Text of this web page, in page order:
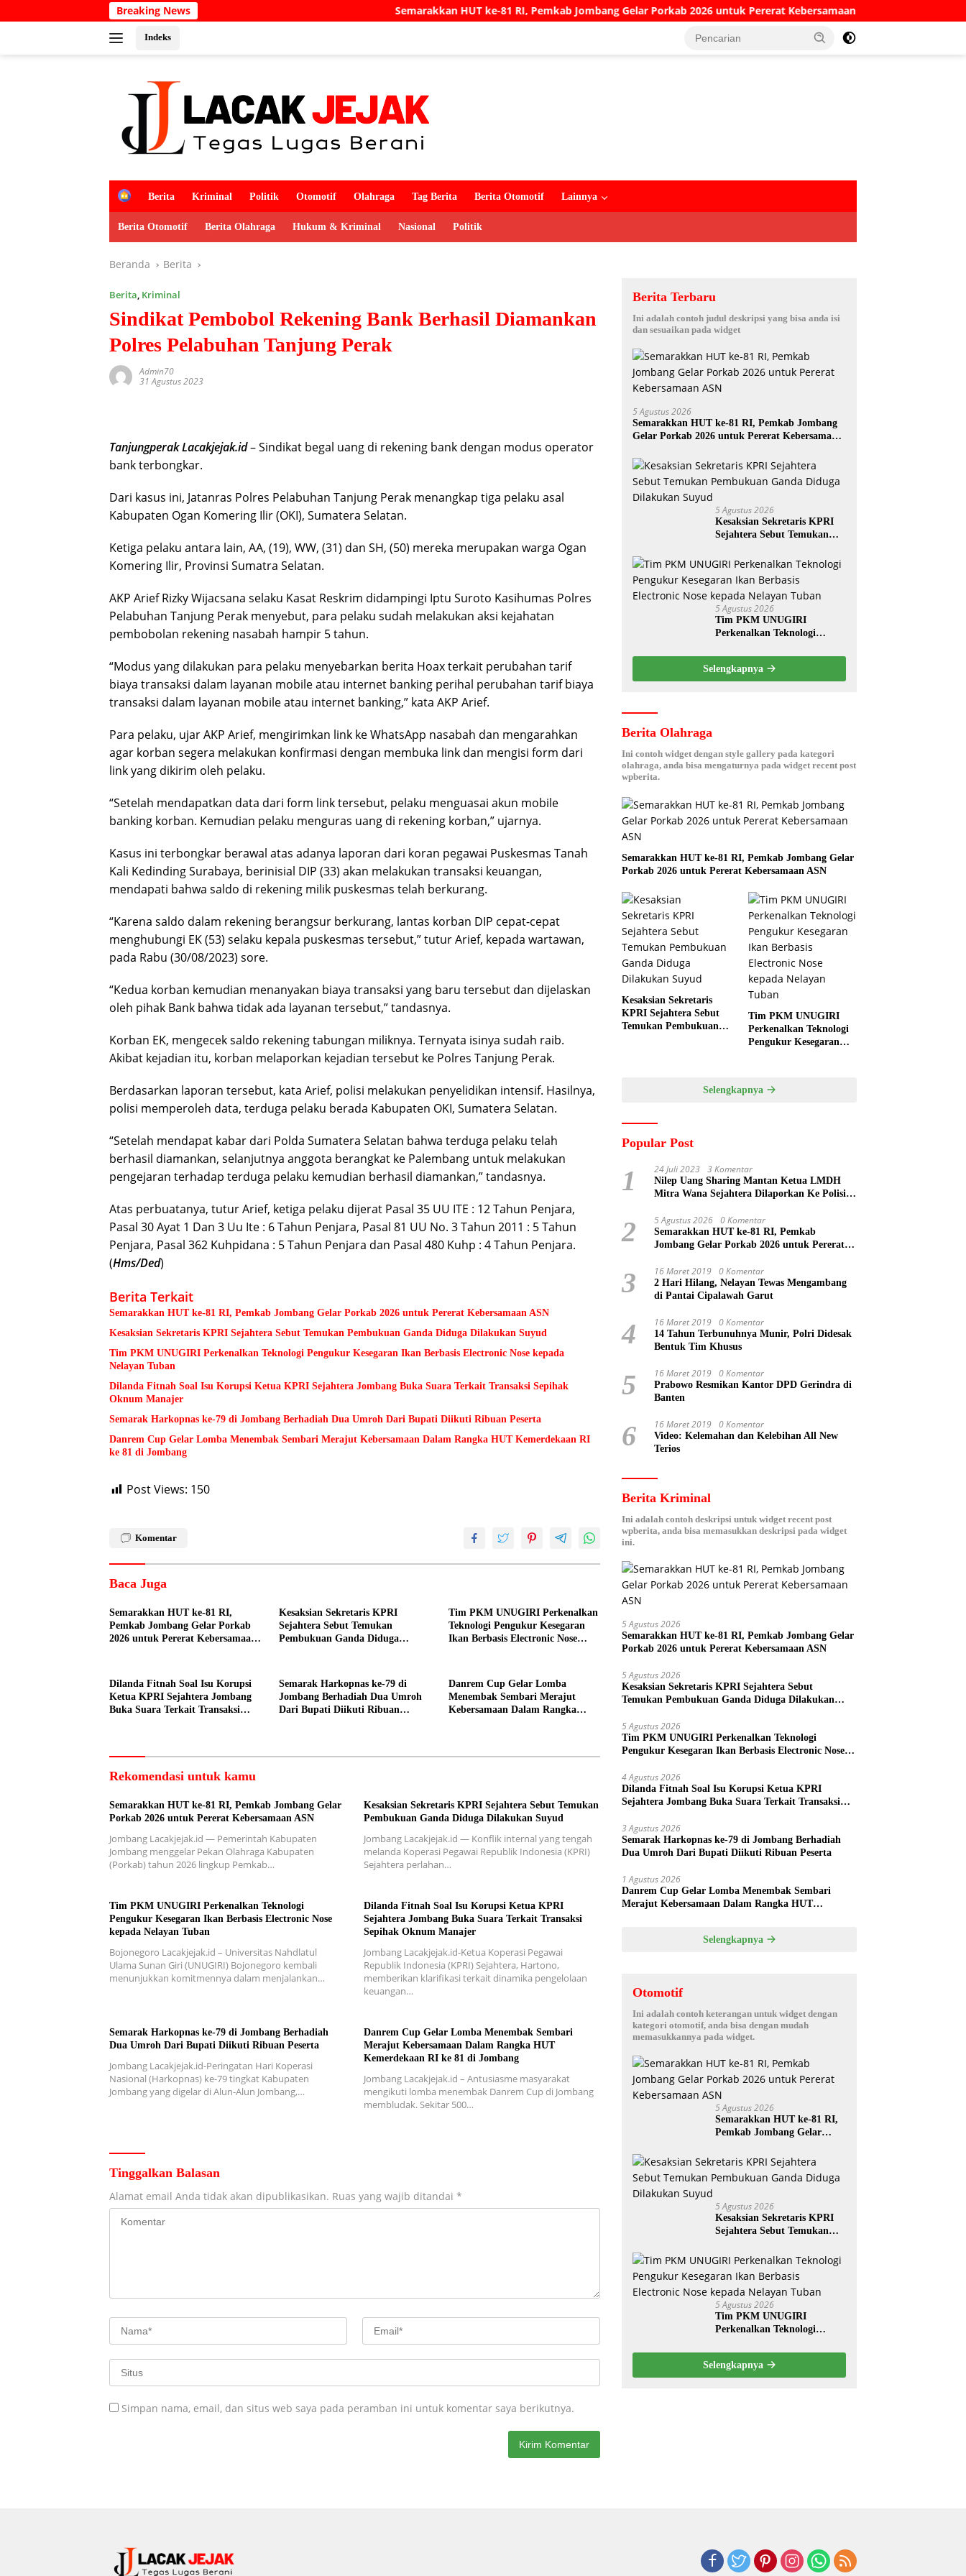
ke
Breaking News Semarakkan HUT ke-81 RI, Pemkab Jombang Gelar Porkab 2026 untuk Pererat Kebersamaan ASN Kesaksian Sekretaris
Indeks
H
m
e
Berita Kriminal Politik Otomotif Olahraga Tag Berita Berita Otomotif Lainnya
Berita Otomotif Berita Olahraga Hukum & Kriminal Nasional Politik
Beranda Berita
Berita, Kriminal
Sindikat Pembobol Rekening Bank Berhasil Diamankan
Polres Pelabuhan Tanjung Perak
Admin70
31 Agustus 2023
Tanjungperak Lacakjejak.id– Sindikat begal uang di rekening bank dengan modus operator
bank terbongkar.
Dari kasus ini, Jatanras Polres Pelabuhan Tanjung Perak menangkap tiga pelaku asal
Kabupaten Ogan Komering Ilir (OKI), Sumatera Selatan.
Ketiga pelaku antara lain, AA, (19), WW, (31) dan SH, (50) mereka merupakan warga Ogan
Komering Ilir, Provinsi Sumatra Selatan.
AKP Arief Rizky Wijacsana selaku Kasat Reskrim didampingi Iptu Suroto Kasihumas Polres
Pelabuhan Tanjung Perak menyebut, para pelaku sudah melakukan aksi kejahatan
pembobolan rekening nasabah hampir 5 tahun.
“Modus yang dilakukan para pelaku menyebarkan berita Hoax terkait perubahan tarif
biaya transaksi dalam layanan mobile atau internet banking perihal perubahan tarif biaya
transaksi dalam layanan mobile atau internet banking,” kata AKP Arief.
Para pelaku, ujar AKP Arief, mengirimkan link ke WhatsApp nasabah dan mengarahkan
agar korban segera melakukan konfirmasi dengan membuka link dan mengisi form dari
link yang dikirim oleh pelaku.
“Setelah mendapatkan data dari form link tersebut, pelaku menguasai akun mobile
banking korban. Kemudian pelaku menguras uang di rekening korban,” ujarnya.
Kasus ini terbongkar berawal atas adanya laporan dari koran pegawai Puskesmas Tanah
Kali Kedinding Surabaya, berinisial DIP (33) akan melakukan transaksi keuangan,
mendapati bahwa saldo di rekening milik puskesmas telah berkurang.
“Karena saldo dalam rekening berangsur berkurang, lantas korban DIP cepat-cepat
menghubungi EK (53) selaku kepala puskesmas tersebut,” tutur Arief, kepada wartawan,
pada Rabu (30/08/2023) sore.
“Kedua korban kemudian menanyakan biaya transaksi yang baru tersebut dan dijelaskan
oleh pihak Bank bahwa tidak ada layanan tersebut,” tandasnya.
Korban EK, mengecek saldo rekening tabungan miliknya. Ternyata isinya sudah raib.
Akibat kejadian itu, korban melaporkan kejadian tersebut ke Polres Tanjung Perak.
Berdasarkan laporan tersebut, kata Arief, polisi melakukan penyelidikan intensif. Hasilnya,
polisi memperoleh data, terduga pelaku berada Kabupaten OKI, Sumatera Selatan.
“Setelah mendapat kabar dari Polda Sumatera Selatan bahwa terduga pelaku telah
berhasil diamankan, selanjutnya anggota berangkat ke Palembang untuk melakukan
pengejaran terhadap terduga pelaku kemudian berhasil diamankan,” tandasnya.
Atas perbuatanya, tutur Arief, ketiga pelaku dijerat Pasal 35 UU ITE : 12 Tahun Penjara,
Pasal 30 Ayat 1 Dan 3 Uu Ite : 6 Tahun Penjara, Pasal 81 UU No. 3 Tahun 2011 : 5 Tahun
Penjara, Pasal 362 Kuhpidana : 5 Tahun Penjara dan Pasal 480 Kuhp : 4 Tahun Penjara.
(Hms/Ded)
Berita Terkait
Semarakkan HUT ke-81 RI, Pemkab Jombang Gelar Porkab 2026 untuk Pererat Kebersamaan ASN
Kesaksian Sekretaris KPRI Sejahtera Sebut Temukan Pembukuan Ganda Diduga Dilakukan Suyud
Tim PKM UNUGIRI Perkenalkan Teknologi Pengukur Kesegaran Ikan Berbasis Electronic Nose kepada
Nelayan Tuban
Dilanda Fitnah Soal Isu Korupsi Ketua KPRI Sejahtera Jombang Buka Suara Terkait Transaksi Sepihak
Oknum Manajer
Semarak Harkopnas ke-79 di Jombang Berhadiah Dua Umroh Dari Bupati Diikuti Ribuan Peserta
Danrem Cup Gelar Lomba Menembak Sembari Merajut Kebersamaan Dalam Rangka HUT Kemerdekaan RI
ke 81 di Jombang
Post Views: 150
Komentar
Baca Juga
Semarakkan HUT ke-81 RI,
Pemkab Jombang Gelar Porkab
2026 untuk Pererat Kebersamaan
Kesaksian Sekretaris KPRI
Sejahtera Sebut Temukan
Pembukuan Ganda Diduga
Tim PKM UNUGIRI Perkenalkan
Teknologi Pengukur Kesegaran
Ikan Berbasis Electronic Nose
Dilanda Fitnah Soal Isu Korupsi
Ketua KPRI Sejahtera Jombang
Buka Suara Terkait Transaksi
Semarak Harkopnas ke-79 di
Jombang Berhadiah Dua Umroh
Dari Bupati Diikuti Ribuan
Danrem Cup Gelar Lomba
Menembak Sembari Merajut
Kebersamaan Dalam Rangka
Rekomendasi untuk kamu
Semarakkan HUT ke-81 RI, Pemkab Jombang Gelar
Porkab 2026 untuk Pererat Kebersamaan ASN
Jombang Lacakjejak.id — Pemerintah Kabupaten
Jombang menggelar Pekan Olahraga Kabupaten
(Porkab) tahun 2026 lingkup Pemkab…
Kesaksian Sekretaris KPRI Sejahtera Sebut Temukan
Pembukuan Ganda Diduga Dilakukan Suyud
Jombang Lacakjejak.id — Konflik internal yang tengah
melanda Koperasi Pegawai Republik Indonesia (KPRI)
Sejahtera perlahan…
Tim PKM UNUGIRI Perkenalkan Teknologi
Pengukur Kesegaran Ikan Berbasis Electronic Nose
kepada Nelayan Tuban
Bojonegoro Lacakjejak.id – Universitas Nahdlatul
Ulama Sunan Giri (UNUGIRI) Bojonegoro kembali
menunjukkan komitmennya dalam menjalankan…
Dilanda Fitnah Soal Isu Korupsi Ketua KPRI
Sejahtera Jombang Buka Suara Terkait Transaksi
Sepihak Oknum Manajer
Jombang Lacakjejak.id-Ketua Koperasi Pegawai
Republik Indonesia (KPRI) Sejahtera, Hartono,
memberikan klarifikasi terkait dinamika pengelolaan
keuangan…
Semarak Harkopnas ke-79 di Jombang Berhadiah
Dua Umroh Dari Bupati Diikuti Ribuan Peserta
Jombang Lacakjejak.id-Peringatan Hari Koperasi
Nasional (Harkopnas) ke-79 tingkat Kabupaten
Jombang yang digelar di Alun-Alun Jombang,…
Danrem Cup Gelar Lomba Menembak Sembari
Merajut Kebersamaan Dalam Rangka HUT
Kemerdekaan RI ke 81 di Jombang
Jombang Lacakjejak.id – Antusiasme masyarakat
mengikuti lomba menembak Danrem Cup di Jombang
membludak. Sekitar 500…
Tinggalkan Balasan
Alamat email Anda tidak akan dipublikasikan. Ruas yang wajib ditandai *
Simpan nama, email, dan situs web saya pada peramban ini untuk komentar saya berikutnya.
Berita Terbaru
Ini adalah contoh judul deskripsi yang bisa anda isi
dan sesuaikan pada widget
5 Agustus 2026
Semarakkan HUT ke-81 RI, Pemkab Jombang
Gelar Porkab 2026 untuk Pererat Kebersamaan
5 Agustus 2026
Kesaksian Sekretaris KPRI
Sejahtera Sebut Temukan
Dilakukan Suyud
5 Agustus 2026
Tim PKM UNUGIRI
Perkenalkan Teknologi
Berbasis Electronic Nose
kepada Nelayan Tuban
Selengkapnya
Berita Olahraga
Ini contoh widget dengan style gallery pada kategori
olahraga, anda bisa mengaturnya pada widget recent post
wpberita.
Semarakkan HUT ke-81 RI, Pemkab Jombang Gelar
Porkab 2026 untuk Pererat Kebersamaan ASN
Kesaksian Sekretaris
KPRI Sejahtera Sebut
Temukan Pembukuan
Tim PKM UNUGIRI
Perkenalkan Teknologi
Pengukur Kesegaran
Selengkapnya
Popular Post
1 24 Juli 2023 3 Komentar
Nilep Uang Sharing Mantan Ketua LMDH
Mitra Wana Sejahtera Dilaporkan Ke Polisi
2 5 Agustus 2026 0 Komentar
Semarakkan HUT ke-81 RI, Pemkab
Jombang Gelar Porkab 2026 untuk Pererat
3 16 Maret 2019 0 Komentar
2 Hari Hilang, Nelayan Tewas Mengambang
di Pantai Cipalawah Garut
4 16 Maret 2019 0 Komentar
14 Tahun Terbunuhnya Munir, Polri Didesak
Bentuk Tim Khusus
5 16 Maret 2019 0 Komentar
Prabowo Resmikan Kantor DPD Gerindra di
Banten
6 16 Maret 2019 0 Komentar
Video: Kelemahan dan Kelebihan All New
Terios
Berita Kriminal
Ini adalah contoh deskripsi untuk widget recent post
wpberita, anda bisa memasukkan deskripsi pada widget
ini.
5 Agustus 2026
Semarakkan HUT ke-81 RI, Pemkab Jombang Gelar
Porkab 2026 untuk Pererat Kebersamaan ASN
5 Agustus 2026
Kesaksian Sekretaris KPRI Sejahtera Sebut
Temukan Pembukuan Ganda Diduga Dilakukan
5 Agustus 2026
Tim PKM UNUGIRI Perkenalkan Teknologi
Pengukur Kesegaran Ikan Berbasis Electronic Nose
4 Agustus 2026
Dilanda Fitnah Soal Isu Korupsi Ketua KPRI
Sejahtera Jombang Buka Suara Terkait Transaksi
3 Agustus 2026
Semarak Harkopnas ke-79 di Jombang Berhadiah
Dua Umroh Dari Bupati Diikuti Ribuan Peserta
1 Agustus 2026
Danrem Cup Gelar Lomba Menembak Sembari
Merajut Kebersamaan Dalam Rangka HUT
Selengkapnya
Otomotif
Ini adalah contoh keterangan untuk widget dengan
kategori otomotif, anda bisa dengan mudah
memasukkannya pada widget.
5 Agustus 2026
Semarakkan HUT ke-81 RI,
Pemkab Jombang Gelar
Kebersamaan ASN
5 Agustus 2026
Kesaksian Sekretaris KPRI
Sejahtera Sebut Temukan
Dilakukan Suyud
5 Agustus 2026
Tim PKM UNUGIRI
Perkenalkan Teknologi
Berbasis Electronic Nose
kepada Nelayan Tuban
Selengkapnya